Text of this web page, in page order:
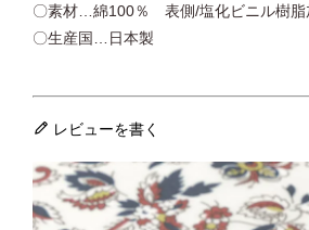
〇素材…綿100％ 表側/塩化ビニル樹脂
〇生産国…日本製
レビューを書く